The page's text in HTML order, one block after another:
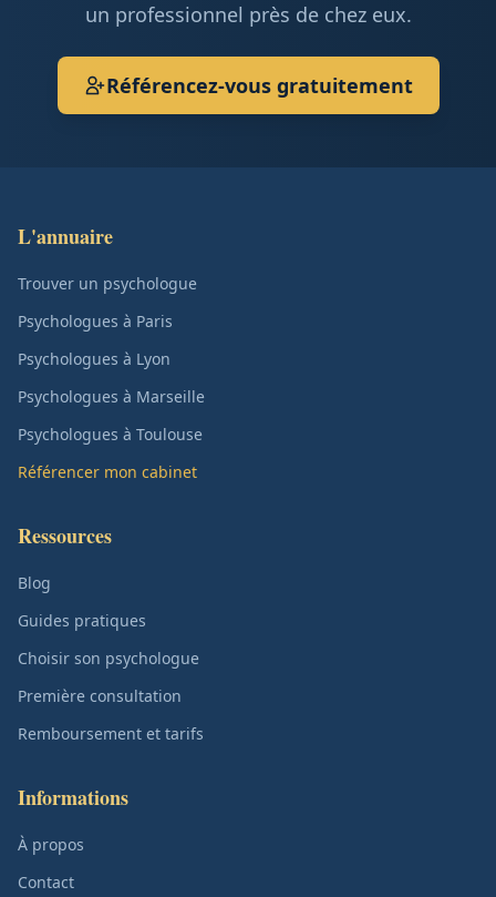
un professionnel près de chez eux.
Référencez-vous gratuitement
L'annuaire
Trouver un psychologue
Psychologues à Paris
Psychologues à Lyon
Psychologues à Marseille
Psychologues à Toulouse
Référencer mon cabinet
Ressources
Blog
Guides pratiques
Choisir son psychologue
Première consultation
Remboursement et tarifs
Informations
À propos
Contact